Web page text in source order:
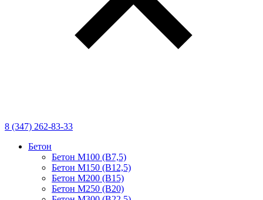
8 (347) 262-83-33
Бетон
Бетон М100 (B7,5)
Бетон М150 (B12,5)
Бетон М200 (B15)
Бетон М250 (B20)